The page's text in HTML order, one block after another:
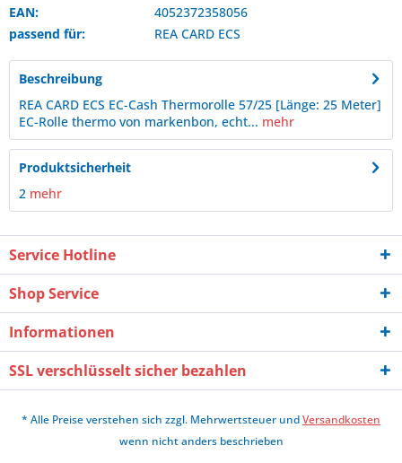
EAN:
4052372358056
passend für:
REA CARD ECS
Beschreibung
REA CARD ECS EC-Cash Thermorolle 57/25 [Länge: 25 Meter]
EC-Rolle thermo von markenbon, echt... mehr
Produktsicherheit
2 mehr
Service Hotline
Shop Service
Informationen
SSL verschlüsselt sicher bezahlen
* Alle Preise verstehen sich zzgl. Mehrwertsteuer undVersandkosten
wenn nicht anders beschrieben